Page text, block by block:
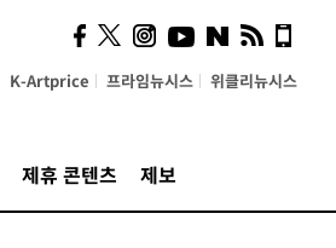
K-Artprice 프라임뉴시스 위클리뉴시스
제휴 콘텐츠 제보